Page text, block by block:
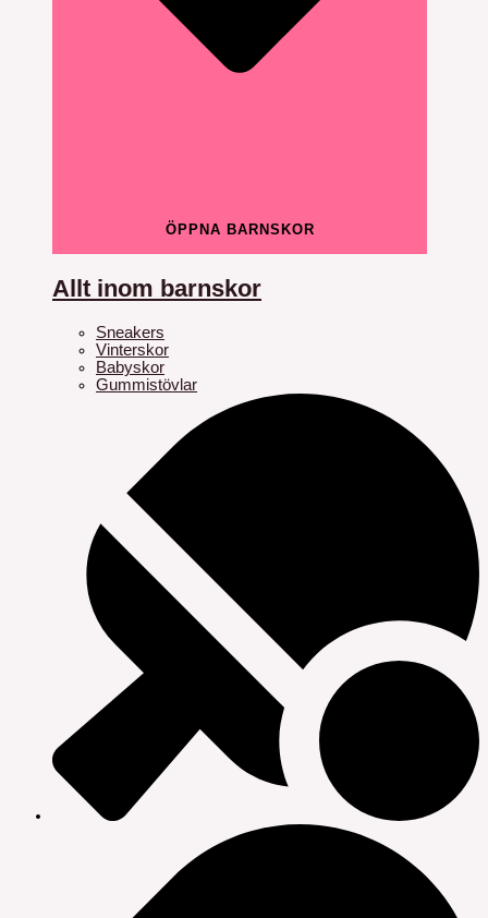
ÖPPNA BARNSKOR
Allt inom barnskor
Sneakers
Vinterskor
Babyskor
Gummistövlar